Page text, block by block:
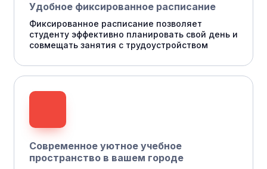
Удобное фиксированное расписание
Фиксированное расписание позволяет
студенту эффективно планировать свой день и
совмещать занятия с трудоустройством
Современное уютное учебное
пространство в вашем городе